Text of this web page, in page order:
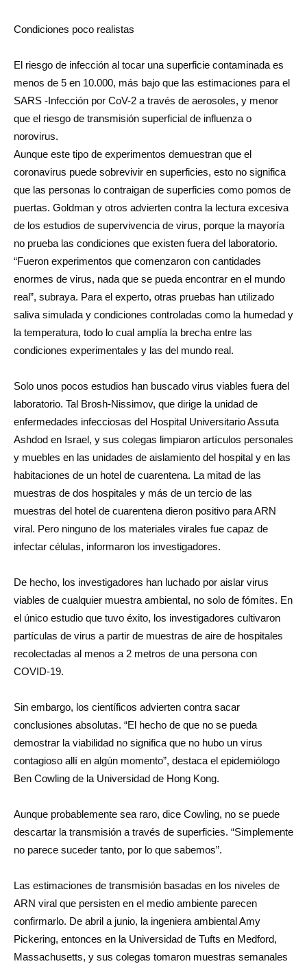
Condiciones poco realistas
El riesgo de infección al tocar una superficie contaminada es
menos de 5 en 10.000, más bajo que las estimaciones para el
SARS -Infección por CoV-2 a través de aerosoles, y menor
que el riesgo de transmisión superficial de influenza o
norovirus.
Aunque este tipo de experimentos demuestran que el
coronavirus puede sobrevivir en superficies, esto no significa
que las personas lo contraigan de superficies como pomos de
puertas. Goldman y otros advierten contra la lectura excesiva
de los estudios de supervivencia de virus, porque la mayoría
no prueba las condiciones que existen fuera del laboratorio.
“Fueron experimentos que comenzaron con cantidades
enormes de virus, nada que se pueda encontrar en el mundo
real”, subraya. Para el experto, otras pruebas han utilizado
saliva simulada y condiciones controladas como la humedad y
la temperatura, todo lo cual amplía la brecha entre las
condiciones experimentales y las del mundo real.
Solo unos pocos estudios han buscado virus viables fuera del
laboratorio. Tal Brosh-Nissimov, que dirige la unidad de
enfermedades infecciosas del Hospital Universitario Assuta
Ashdod en Israel, y sus colegas limpiaron artículos personales
y muebles en las unidades de aislamiento del hospital y en las
habitaciones de un hotel de cuarentena. La mitad de las
muestras de dos hospitales y más de un tercio de las
muestras del hotel de cuarentena dieron positivo para ARN
viral. Pero ninguno de los materiales virales fue capaz de
infectar células, informaron los investigadores.
De hecho, los investigadores han luchado por aislar virus
viables de cualquier muestra ambiental, no solo de fómites. En
el único estudio que tuvo éxito, los investigadores cultivaron
partículas de virus a partir de muestras de aire de hospitales
recolectadas al menos a 2 metros de una persona con
COVID-19.
Sin embargo, los científicos advierten contra sacar
conclusiones absolutas. “El hecho de que no se pueda
demostrar la viabilidad no significa que no hubo un virus
contagioso allí en algún momento”, destaca el epidemiólogo
Ben Cowling de la Universidad de Hong Kong.
Aunque probablemente sea raro, dice Cowling, no se puede
descartar la transmisión a través de superficies. “Simplemente
no parece suceder tanto, por lo que sabemos”.
Las estimaciones de transmisión basadas en los niveles de
ARN viral que persisten en el medio ambiente parecen
confirmarlo. De abril a junio, la ingeniera ambiental Amy
Pickering, entonces en la Universidad de Tufts en Medford,
Massachusetts, y sus colegas tomaron muestras semanales